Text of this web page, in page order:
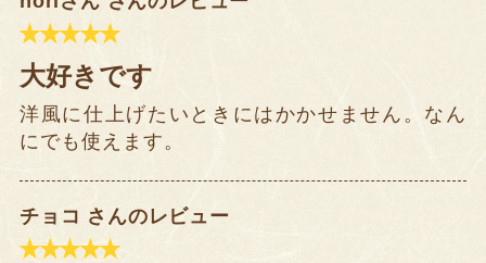
大好きです
洋風に仕上げたいときにはかかせません。なん
にでも使えます。
チョコ さんのレビュー